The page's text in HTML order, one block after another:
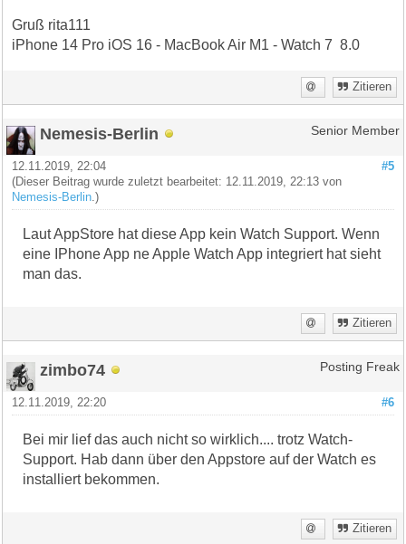
Gruß rita111
iPhone 14 Pro iOS 16 - MacBook Air M1 - Watch 7 8.0
Zitieren
Nemesis-Berlin Senior Member
#5
12.11.2019, 22:04
(Dieser Beitrag wurde zuletzt bearbeitet: 12.11.2019, 22:13 von
Nemesis-Berlin .)
Laut AppStore hat diese App kein Watch Support. Wenn
eine IPhone App ne Apple Watch App integriert hat sieht
man das.
Zitieren
zimbo74 Posting Freak
#6
12.11.2019, 22:20
Bei mir lief das auch nicht so wirklich.... trotz Watch-
Support. Hab dann über den Appstore auf der Watch es
installiert bekommen.
Zitieren